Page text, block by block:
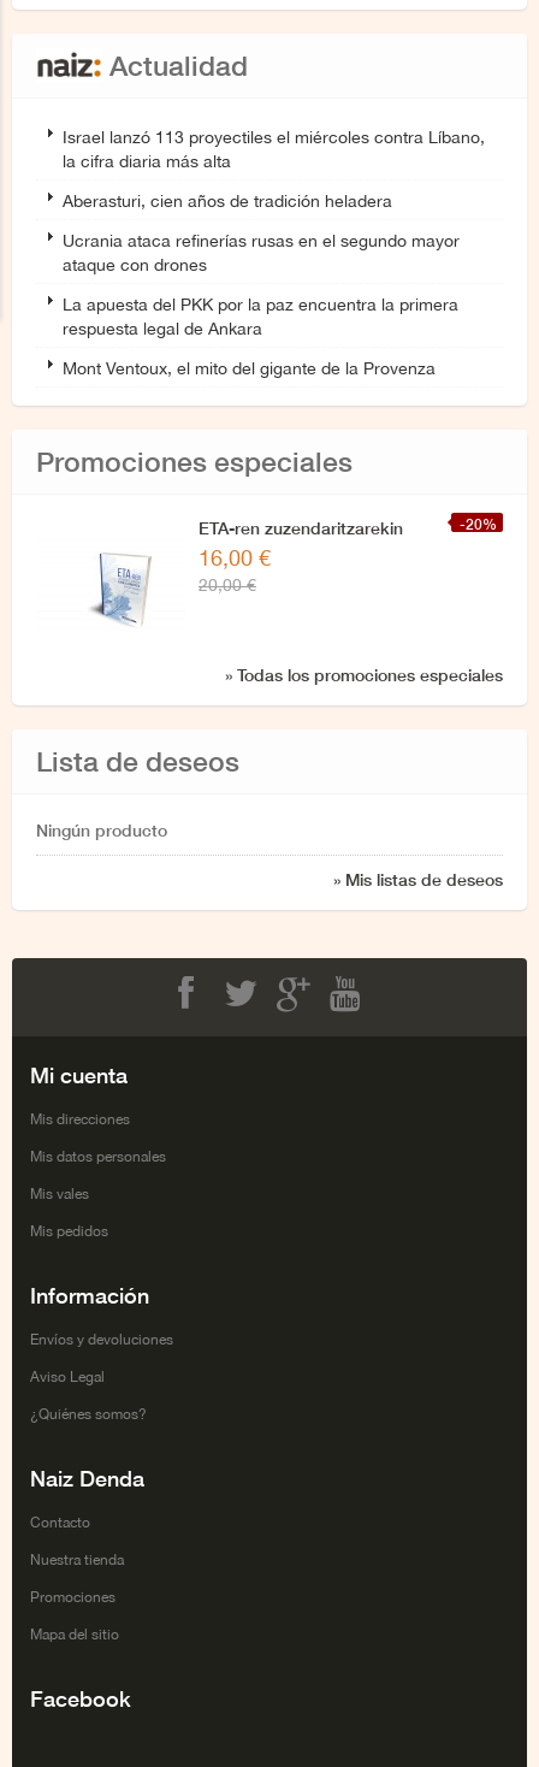
Actualidad
Israel lanzó 113 proyectiles el miércoles contra Líbano,
la cifra diaria más alta
Aberasturi, cien años de tradición heladera
Ucrania ataca refinerías rusas en el segundo mayor
ataque con drones
La apuesta del PKK por la paz encuentra la primera
respuesta legal de Ankara
Mont Ventoux, el mito del gigante de la Provenza
Promociones especiales
-20%
ETA-ren zuzendaritzarekin
azken elkarrizketa
16,00 €
20,00 €
» Todas los promociones especiales
Lista de deseos
Ningún producto
» Mis listas de deseos
Mi cuenta
Mis direcciones
Mis datos personales
Mis vales
Mis pedidos
Información
Envíos y devoluciones
Aviso Legal
¿Quiénes somos?
Naiz Denda
Contacto
Nuestra tienda
Promociones
Mapa del sitio
Facebook